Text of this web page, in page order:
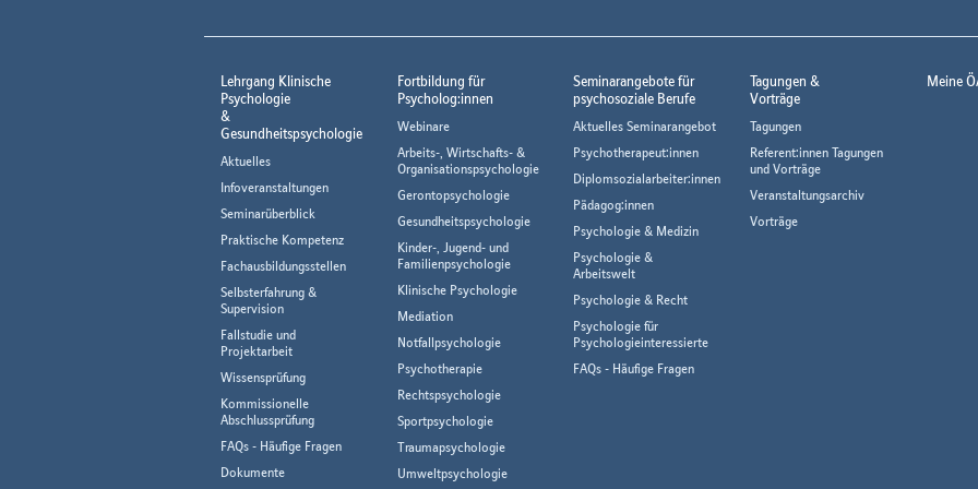
Lehrgang Klinische
Psychologie
&
Gesundheitspsychologie
Aktuelles
Infoveranstaltungen
Seminarüberblick
Praktische Kompetenz
Fachausbildungsstellen
Selbsterfahrung &
Supervision
Fallstudie und
Projektarbeit
Wissensprüfung
Kommissionelle
Abschlussprüfung
FAQs - Häufige Fragen
Dokumente
Fortbildung für
Psycholog:innen
Webinare
Arbeits-, Wirtschafts- &
Organisationspsychologie
Gerontopsychologie
Gesundheitspsychologie
Kinder-, Jugend- und
Familienpsychologie
Klinische Psychologie
Mediation
Notfallpsychologie
Psychotherapie
Rechtspsychologie
Sportpsychologie
Traumapsychologie
Umweltpsychologie
Seminarangebote für
psychosoziale Berufe
Aktuelles Seminarangebot
Psychotherapeut:innen
Diplomsozialarbeiter:innen
Pädagog:innen
Psychologie & Medizin
Psychologie &
Arbeitswelt
Psychologie & Recht
Psychologie für
Psychologieinteressierte
FAQs - Häufige Fragen
Tagungen &
Vorträge
Tagungen
Referent:innen Tagungen
und Vorträge
Veranstaltungsarchiv
Vorträge
Meine